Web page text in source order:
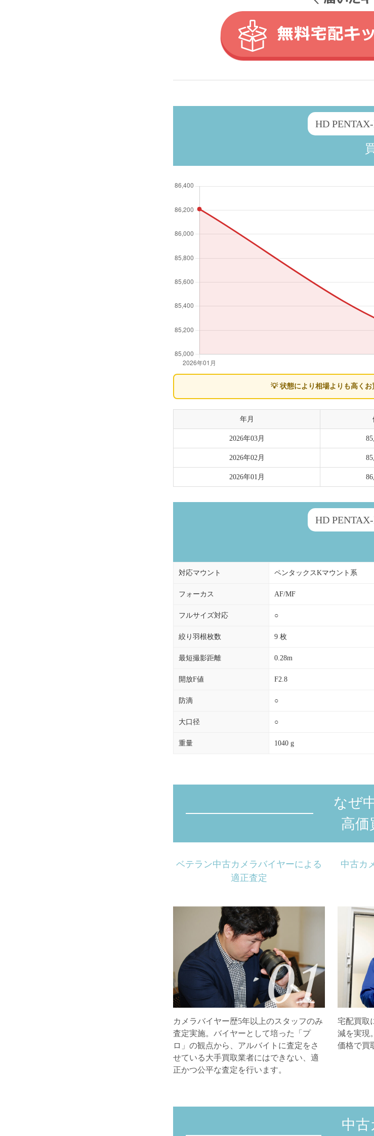
HD
💡 状態により相場よりも高くお
年月
2026年03月
2026年02月
2026年01月
HD
対応マウント ペンタックスKマウント系
フォーカス AF/MF
フルサイズ対応 ○
絞り羽根枚数 9 枚
最短撮影距離 0.28m
開放F値 F2.8
防滴 ○
大口径 ○
重量 1040 g
なぜ
高価
ベテラン中古カメラバイヤーによる
適正査定
カメラバイヤー歴5年以上のスタッフのみ
査定実施。バイヤーとして培った「プ
ロ」の観点から、アルバイトに査定をさ
せている大手買取業者にはできない、適
正かつ公平な査定を行います。
中古カ
宅配買取
減を実現
価格で買
中古